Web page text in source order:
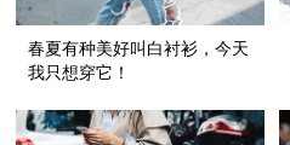
春夏有种美好叫白衬衫，今天
我只想穿它！